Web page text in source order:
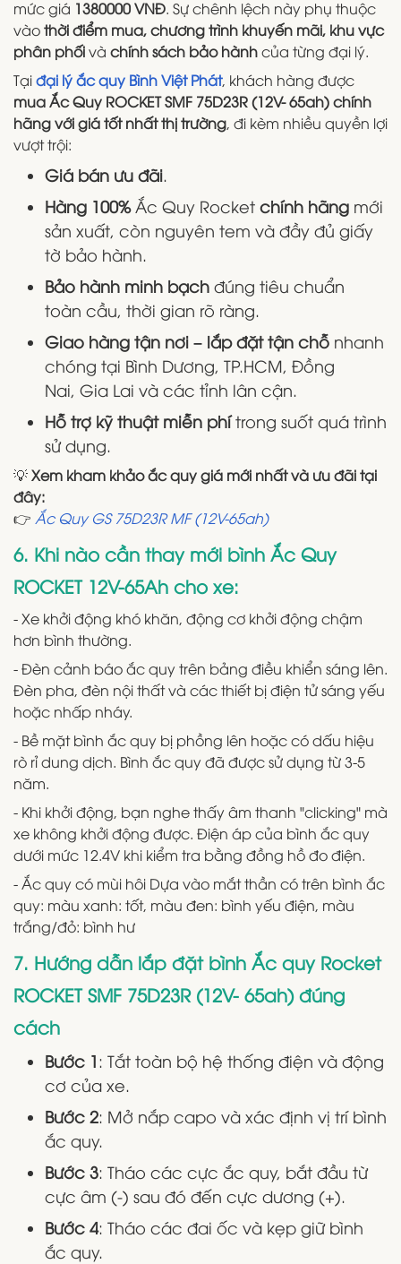
mức giá 1380000 VNĐ. Sự chênh lệch này phụ thuộc
vàothời điểm mua, chương trình khuyến mãi, khu vực
phân phốivà chính sách bảo hànhcủa từng đại lý.
Tạiđại lý ắc quy Bình Việt Phát, khách hàng được
mua Ắc Quy ROCKET SMF 75D23R (12V- 65ah) chính
hãng với giá tốt nhất thị trường, đi kèm nhiều quyền lợi
vượt trội:
Giá bán ưu đãi.
Hàng 100%Ắc Quy Rocket chính hãng mới
sản xuất, còn nguyên tem và đầy đủ giấy
tờ bảo hành.
Bảo hành minh bạch đúng tiêu chuẩn
toàn cầu, thời gian rõ ràng.
Giao hàng tận nơi – lắp đặt tận chỗ nhanh
chóng tại Bình Dương, TP.HCM, Đồng
Nai, Gia Lai và các tỉnh lân cận.
Hỗ trợ kỹ thuật miễn phítrong suốt quá trình
sử dụng.
💡Xem kham khảo ắc quy giá mới nhất và ưu đãi tại
đây:
👉 Ắc Quy GS 75D23R MF (12V-65ah)
6. Khi nào cần thay mới bình Ắc Quy
ROCKET 12V-65Ah cho xe:
- Xe khởi động khó khăn, động cơ khởi động chậm
hơn bình thường.
- Đèn cảnh báo ắc quy trên bảng điều khiển sáng lên.
Đèn pha, đèn nội thất và các thiết bị điện tử sáng yếu
hoặc nhấp nháy.
- Bề mặt bình ắc quy bị phồng lên hoặc có dấu hiệu
rò rỉ dung dịch. Bình ắc quy đã được sử dụng từ 3-5
năm.
- Khi khởi động, bạn nghe thấy âm thanh "clicking" mà
xe không khởi động được. Điện áp của bình ắc quy
dưới mức 12.4V khi kiểm tra bằng đồng hồ đo điện.
- Ắc quy có mùi hôi Dựa vào mắt thần có trên bình ắc
quy: màu xanh: tốt, màu đen: bình yếu điện, màu
trắng/đỏ: bình hư
7. Hướng dẫn lắp đặt bình Ắc quy Rocket
ROCKET SMF 75D23R (12V- 65ah) đúng
cách
Bước 1: Tắt toàn bộ hệ thống điện và động
cơ của xe.
Bước 2: Mở nắp capo và xác định vị trí bình
ắc quy.
Bước 3: Tháo các cực ắc quy, bắt đầu từ
cực âm (-) sau đó đến cực dương (+).
Bước 4: Tháo các đai ốc và kẹp giữ bình
ắc quy.